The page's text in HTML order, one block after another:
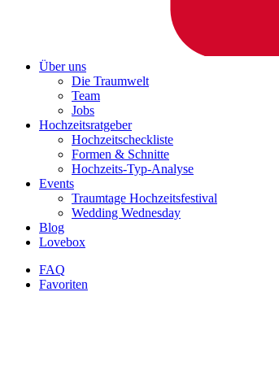
Über uns
Die Traumwelt
Team
Jobs
Hochzeitsratgeber
Hochzeitscheckliste
Formen & Schnitte
Hochzeits-Typ-Analyse
Events
Traumtage Hochzeitsfestival
Wedding Wednesday
Blog
Lovebox
FAQ
Favoriten